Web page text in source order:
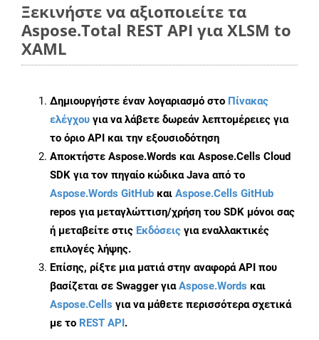
Ξεκινήστε να αξιοποιείτε τα
Aspose.Total REST API για XLSM to
XAML
Δημιουργήστε έναν λογαριασμό στο Πίνακας
ελέγχου για να λάβετε δωρεάν λεπτομέρειες για
το όριο API και την εξουσιοδότηση
Αποκτήστε Aspose.Words και Aspose.Cells Cloud
SDK για τον πηγαίο κώδικα Java από το
Aspose.Words GitHub και Aspose.Cells GitHub
repos για μεταγλώττιση/χρήση του SDK μόνοι σας
ή μεταβείτε στις Εκδόσεις για εναλλακτικές
επιλογές λήψης.
Επίσης, ρίξτε μια ματιά στην αναφορά API που
βασίζεται σε Swagger γιαAspose.Words και
Aspose.Cells για να μάθετε περισσότερα σχετικά
με το REST API.